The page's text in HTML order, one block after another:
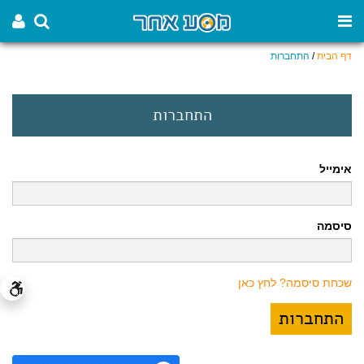
דף הבית/ התחברות
התחברות
אימייל
סיסמה
שכחת סיסמה? לחץ כאן